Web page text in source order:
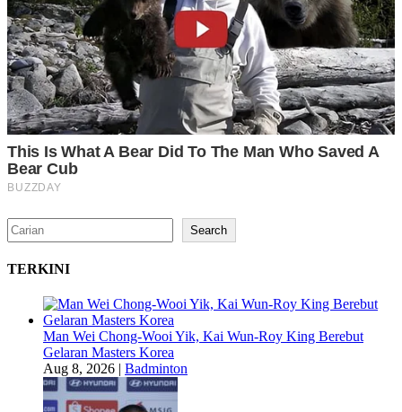
Search Search
TERKINI
Man Wei Chong-Wooi Yik, Kai Wun-Roy King Berebut
Gelaran Masters Korea
Aug 8, 2026 | Badminton